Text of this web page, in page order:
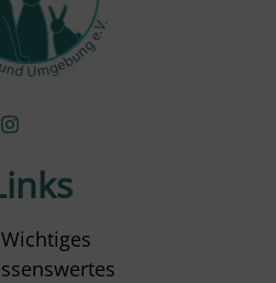
Wichtiges